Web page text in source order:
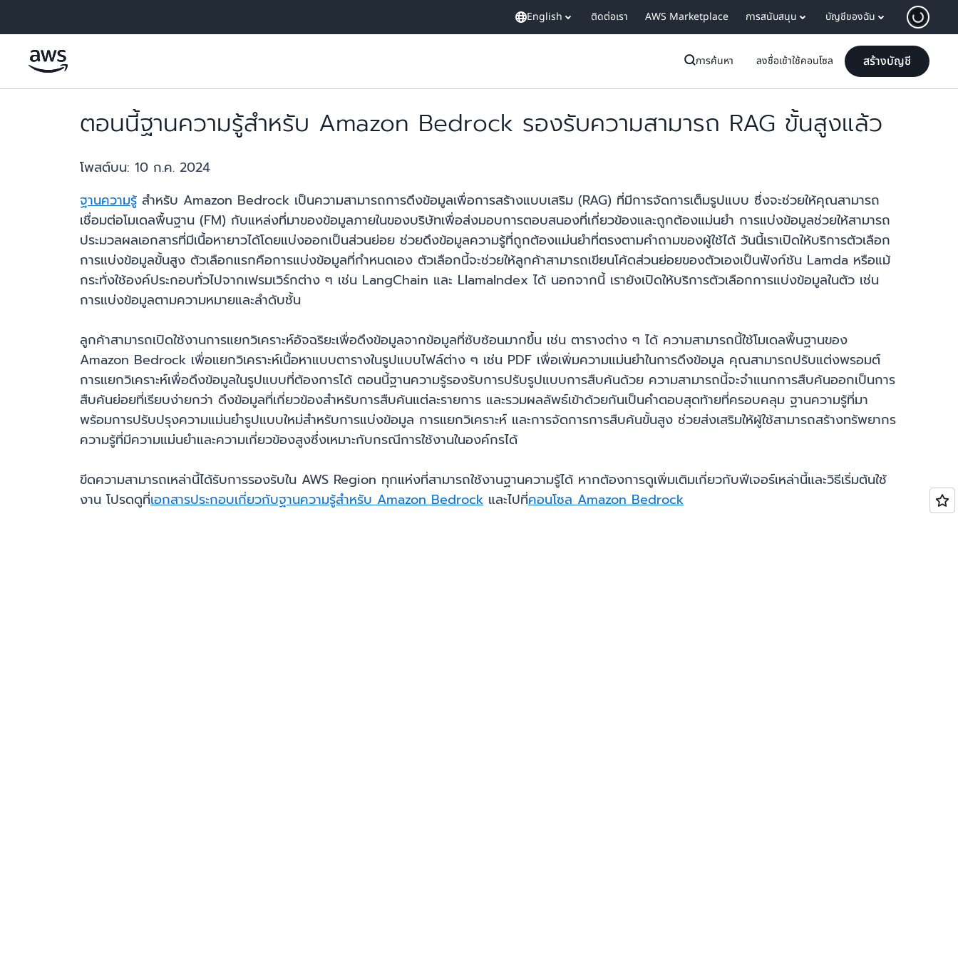
English ติดต่อเรา AWS Marketplace การสนับสนุน บัญชีของฉัน
การค้นหา ลงชื่อเข้าใช้คอนโซล สร้างบัญชี
ตอนนี้ฐานความรู้สำหรับ Amazon Bedrock รองรับความสามารถ RAG ขั้นสูงแล้ว
โพสต์บน: 10 ก.ค. 2024
ฐานความรู้ สำหรับ Amazon Bedrock เป็นความสามารถการดึงข้อมูลเพื่อการสร้างแบบเสริม (RAG) ที่มีการจัดการเต็มรูปแบบ ซึ่งจะช่วยให้คุณสามารถ
เชื่อมต่อโมเดลพื้นฐาน (FM) กับแหล่งที่มาของข้อมูลภายในของบริษัทเพื่อส่งมอบการตอบสนองที่เกี่ยวข้องและถูกต้องแม่นยำ การแบ่งข้อมูลช่วยให้สามารถ
ประมวลผลเอกสารที่มีเนื้อหายาวได้โดยแบ่งออกเป็นส่วนย่อย ช่วยดึงข้อมูลความรู้ที่ถูกต้องแม่นยำที่ตรงตามคำถามของผู้ใช้ได้ วันนี้เราเปิดให้บริการตัวเลือก
การแบ่งข้อมูลขั้นสูง ตัวเลือกแรกคือการแบ่งข้อมูลที่กำหนดเอง ตัวเลือกนี้จะช่วยให้ลูกค้าสามารถเขียนโค้ดส่วนย่อยของตัวเองเป็นฟังก์ชัน Lamda หรือแม้
กระทั่งใช้องค์ประกอบทั่วไปจากเฟรมเวิร์กต่าง ๆ เช่น LangChain และ LlamaIndex ได้ นอกจากนี้ เรายังเปิดให้บริการตัวเลือกการแบ่งข้อมูลในตัว เช่น
การแบ่งข้อมูลตามความหมายและลำดับชั้น
ลูกค้าสามารถเปิดใช้งานการแยกวิเคราะห์อัจฉริยะเพื่อดึงข้อมูลจากข้อมูลที่ซับซ้อนมากขึ้น เช่น ตารางต่าง ๆ ได้ ความสามารถนี้ใช้โมเดลพื้นฐานของ
Amazon Bedrock เพื่อแยกวิเคราะห์เนื้อหาแบบตารางในรูปแบบไฟล์ต่าง ๆ เช่น PDF เพื่อเพิ่มความแม่นยำในการดึงข้อมูล คุณสามารถปรับแต่งพรอมต์
การแยกวิเคราะห์เพื่อดึงข้อมูลในรูปแบบที่ต้องการได้ ตอนนี้ฐานความรู้รองรับการปรับรูปแบบการสืบค้นด้วย ความสามารถนี้จะจำแนกการสืบค้นออกเป็นการ
สืบค้นย่อยที่เรียบง่ายกว่า ดึงข้อมูลที่เกี่ยวข้องสำหรับการสืบค้นแต่ละรายการ และรวมผลลัพธ์เข้าด้วยกันเป็นคำตอบสุดท้ายที่ครอบคลุม ฐานความรู้ที่มา
พร้อมการปรับปรุงความแม่นยำรูปแบบใหม่สำหรับการแบ่งข้อมูล การแยกวิเคราะห์ และการจัดการการสืบค้นขั้นสูง ช่วยส่งเสริมให้ผู้ใช้สามารถสร้างทรัพยากร
ความรู้ที่มีความแม่นยำและความเกี่ยวข้องสูงซึ่งเหมาะกับกรณีการใช้งานในองค์กรได้
ขีดความสามารถเหล่านี้ได้รับการรองรับใน AWS Region ทุกแห่งที่สามารถใช้งานฐานความรู้ได้ หากต้องการดูเพิ่มเติมเกี่ยวกับฟีเจอร์เหล่านี้และวิธีเริ่มต้นใช้
งาน โปรดดูที่เอกสารประกอบเกี่ยวกับฐานความรู้สำหรับ Amazon Bedrock และไปที่คอนโซล Amazon Bedrock